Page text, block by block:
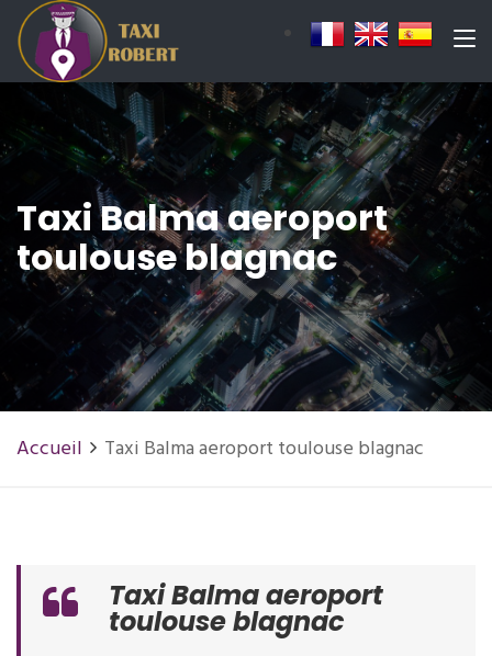
Taxi Balma aeroport
toulouse blagnac
Accueil Taxi Balma aeroport toulouse blagnac
Taxi Balma aeroport
toulouse blagnac